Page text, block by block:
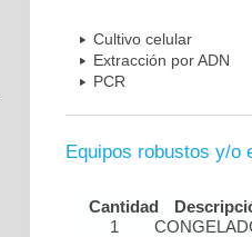
Cultivo celular
Extracción por ADN
PCR
Equipos robustos y/o
Cantidad
1